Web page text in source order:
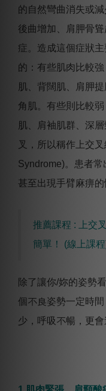
的自然彎曲消失或
後曲增加、肩胛骨
症。造成這個症狀
的：有些肌肉比較
肌、背闊肌、肩胛
角肌。有些則比較
肌、肩袖肌群、深
叉，所以稱作上交
Syndrome)。患者常
甚至出現手臂麻痹的
推薦課程 : 上交
簡單！ ​(線上課
除了讓你/妳的姿勢
個不良姿勢一定時
少，呼吸不暢，更會